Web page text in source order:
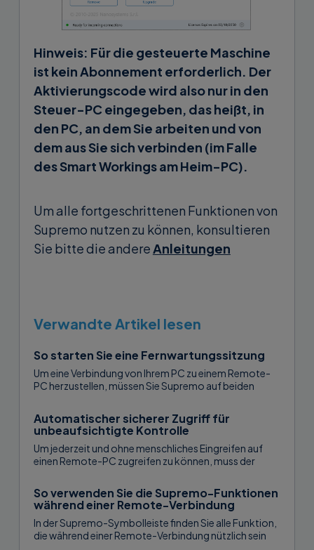
Hinweis: Für die gesteuerte Maschine
ist kein Abonnement erforderlich. Der
Aktivierungscode wird also nur in den
Steuer-PC eingegeben, das heißt, in
den PC, an dem Sie arbeiten und von
dem aus Sie sich verbinden (im Falle
des Smart Workings am Heim-PC).
Um alle fortgeschrittenen Funktionen von
Supremo nutzen zu können, konsultieren
Sie bitte die andereAnleitungen
Verwandte Artikel lesen
So starten Sie eine Fernwartungssitzung
Um eine Verbindung von Ihrem PC zu einem Remote-
PC herzustellen, müssen Sie Supremo auf beiden
Automatischer sicherer Zugriff für
unbeaufsichtigte Kontrolle
Um jederzeit und ohne menschliches Eingreifen auf
einen Remote-PC zugreifen zu können, muss der
Steuerung aktiviert sein....
So verwenden Sie die Supremo-Funktionen
während einer Remote-Verbindung
In der Supremo-Symbolleiste finden Sie alle Funktion,
die während einer Remote-Verbindung nützlich sein